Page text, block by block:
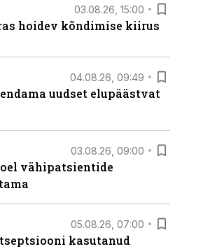
03.08.26, 15:00
hoidev kõndimise kiirus
04.08.26, 09:49
uudset elupäästvat
03.08.26, 09:00
vähipatsientide
05.08.26, 07:00
kasutanud